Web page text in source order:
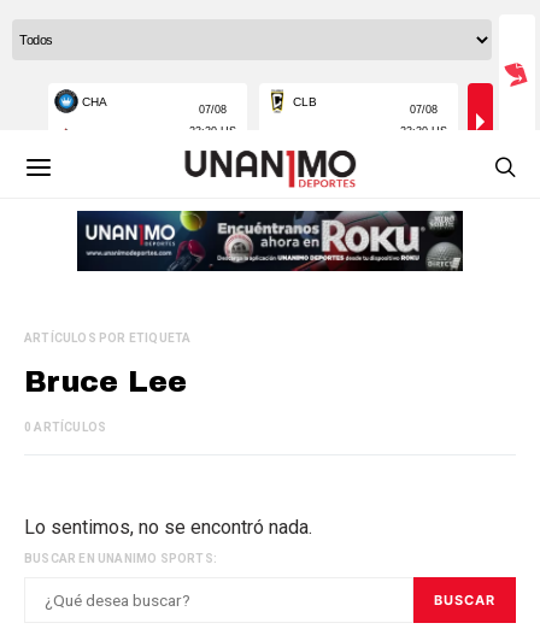
ARTÍCULOS POR ETIQUETA
Bruce Lee
0 ARTÍCULOS
Lo sentimos, no se encontró nada.
BUSCAR EN UNANIMO SPORTS:
BUSCAR